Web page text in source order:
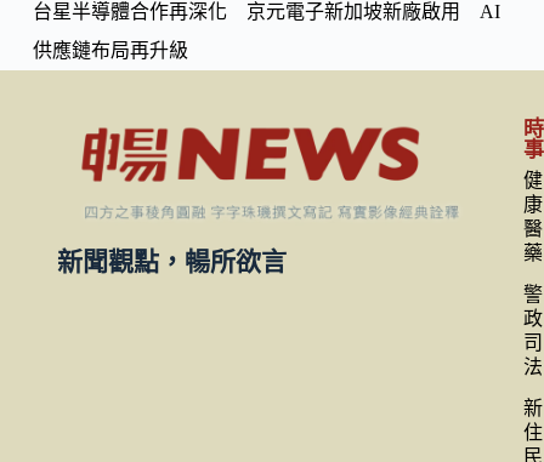
台星半導體合作再深化 京元電子新加坡新廠啟用 AI
供應鏈布局再升級
新聞觀點，暢所欲言
時
事
健
康
醫
藥
警
政
司
法
新
住
民